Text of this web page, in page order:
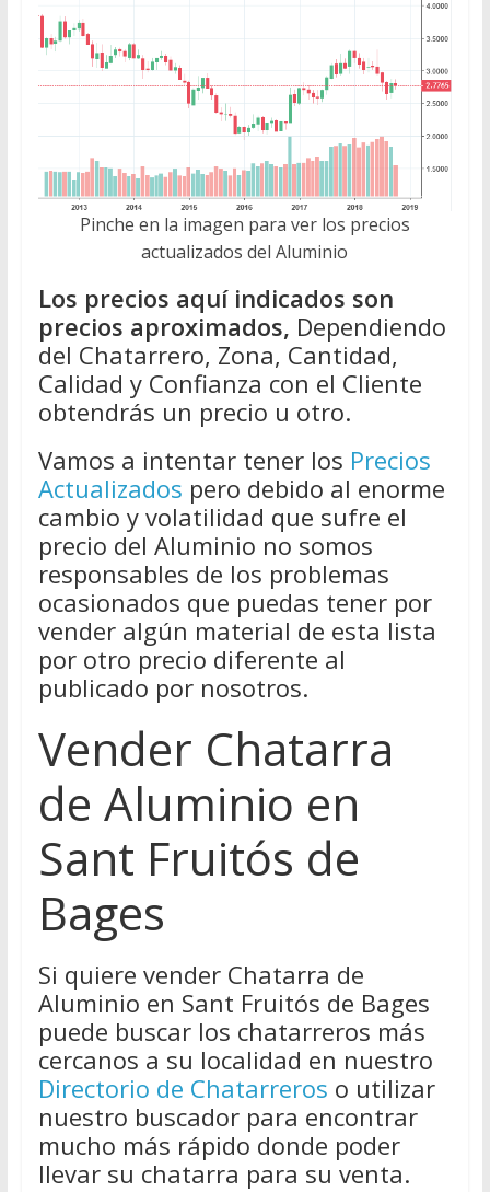
Pinche en la imagen para ver los precios
actualizados del Aluminio
Los precios aquí indicados son
precios aproximados, Dependiendo
del Chatarrero, Zona, Cantidad,
Calidad y Confianza con el Cliente
obtendrás un precio u otro.
Vamos a intentar tener los Precios
Actualizados pero debido al enorme
cambio y volatilidad que sufre el
precio del Aluminio no somos
responsables de los problemas
ocasionados que puedas tener por
vender algún material de esta lista
por otro precio diferente al
publicado por nosotros.
Vender Chatarra
de Aluminio en
Sant Fruitós de
Bages
Si quiere vender Chatarra de
Aluminio en Sant Fruitós de Bages
puede buscar los chatarreros más
cercanos a su localidad en nuestro
Directorio de Chatarreros o utilizar
nuestro buscador para encontrar
mucho más rápido donde poder
llevar su chatarra para su venta.